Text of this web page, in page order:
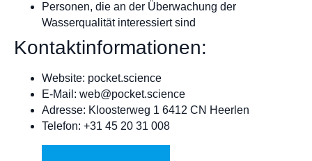
Personen, die an der Überwachung der
Wasserqualität interessiert sind
Kontaktinformationen:
Website: pocket.science
E-Mail: web@pocket.science
Adresse: Kloosterweg 1 6412 CN Heerlen
Telefon: +31 45 20 31 008